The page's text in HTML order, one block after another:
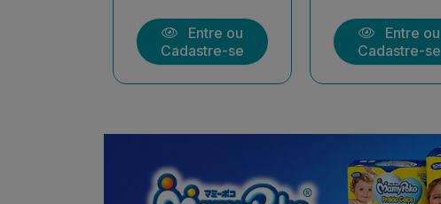
Entre ou
Cadastre-se
Entre ou
Cadastre-se